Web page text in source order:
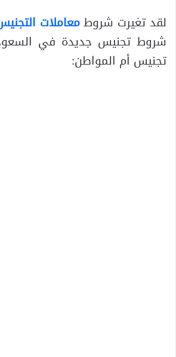
لقد تغيرت شروطمعاملات
شروط تجنيس جديدة في
تجنيس أم المواطن: